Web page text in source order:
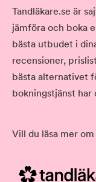
Tandläkare.se är
jämföra och boka
bästa utbudet i
recensioner,
bästa alternativet
bokningstjänst har
Vill du läsa mer